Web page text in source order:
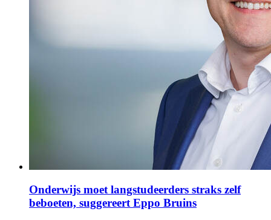
Onderwijs moet langstudeerders straks zelf
beboeten, suggereert Eppo Bruins